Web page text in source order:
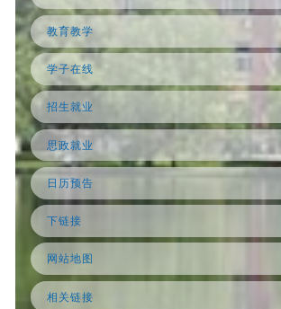
教育教学
学子在线
招生就业
思政就业
日历预告
下链接
网站地图
相关链接